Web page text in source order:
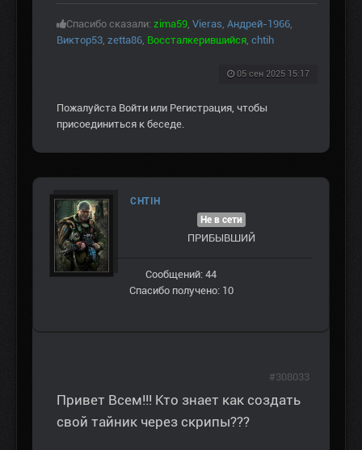
Спасибо сказали: zima59 Vieras Андрей-1966
Виктор53 zetta86 Воссталкерившийся chtih
05 сен 2025 15:17
Пожалуйста Войти или Регистрация , чтобы
присоединиться к беседе.
CHTIH
Не в сети
ПРИБЫВШИЙ
Сообщений: 44
Спасибо получено: 10
Привет Всем!!! Кто знает как создать
свой тайник через скрипы???
#308033